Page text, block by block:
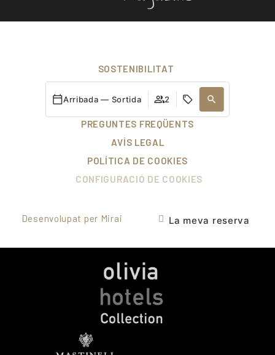
Arribada — Sortida 2
SOSTENIBILITAT
TREBALLA AMB NOSALTRES
PREGUNTES FREQÜENTS
AVÍS LEGAL
POLÍTICA DE COOKIES
CONFIGURACIÓ DE COOKIES
Desenvolupat per Mirai La meva reserva